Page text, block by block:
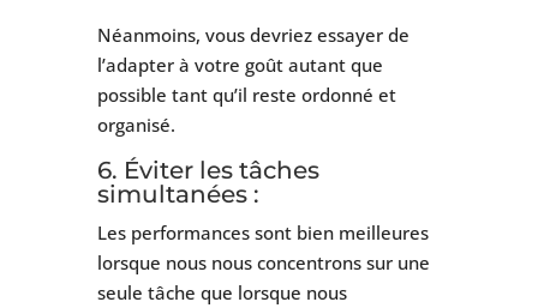
Néanmoins, vous devriez essayer de
l’adapter à votre goût autant que
possible tant qu’il reste ordonné et
organisé.
6. Éviter les tâches
simultanées :
Les performances sont bien meilleures
lorsque nous nous concentrons sur une
seule tâche que lorsque nous